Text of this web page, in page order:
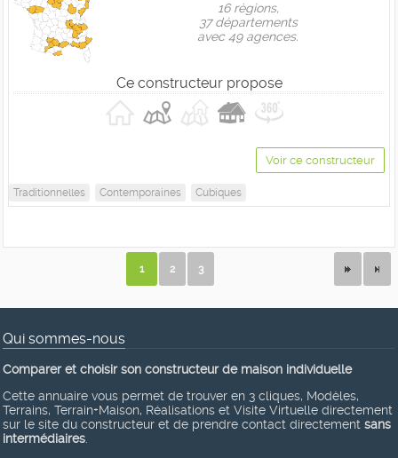
16 règions,
37 départements
avec 49 agences.
Ce constructeur propose
Voir ce constructeur
Traditionnelles Contemporaines Cubiques
1 2 3
Qui sommes-nous
Comparer et choisir son constructeur de maison individuelle
Cette annuaire vous permet de trouver en 3 cliques, Modèles,
Terrains, Terrain+Maison, Réalisations et Visite Virtuelle directement
sur le site du constructeur et de prendre contact directement sans
intermédiaires